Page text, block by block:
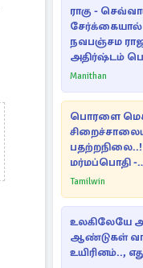
ராகு -
சேர்க்கையால்
நவபஞ்சம
அதிர்ஷ்டம்
ராசிகள்!
Manithan
பொரளை
பதற்றநிலை..!
மர்மப்பொதி -
பின்னணியில்
Tamilwin
உலகிலேயே
ஆண்டுகள்
உயிரினம்..,